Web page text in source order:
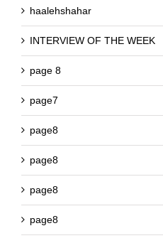
haalehshahar
INTERVIEW OF THE WEEK
page 8
page7
page8
page8
page8
page8